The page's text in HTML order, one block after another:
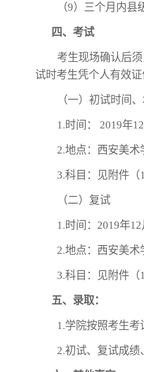
（9）三个月内县
四、考试
考生现场确认后
试时考生凭个人有效证
（一）初试时间
1.时间： 2019年
2.地点：西安美术
3.科目：见附件（
（二）复试
1.时间： 2019年12
2.地点：西安美术
3.科目：见附件（
五、 录取：
1.学院按照考生考
2.初试、复试成